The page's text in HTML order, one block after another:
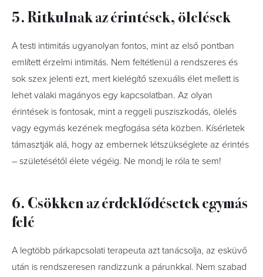
5. Ritkulnak az érintések, ölelések
A testi intimitás ugyanolyan fontos, mint az első pontban
említett érzelmi intimitás. Nem feltétlenül a rendszeres és
sok szex jelenti ezt, mert kielégítő szexuális élet mellett is
lehet valaki magányos egy kapcsolatban. Az olyan
érintések is fontosak, mint a reggeli pusziszkodás, ölelés
vagy egymás kezének megfogása séta közben. Kísérletek
támasztják alá, hogy az embernek létszükséglete az érintés
– születésétől élete végéig. Ne mondj le róla te sem!
6. Csökken az érdeklődésetek egymás
felé
A legtöbb párkapcsolati terapeuta azt tanácsolja, az esküvő
után is rendszeresen randizzunk a párunkkal. Nem szabad